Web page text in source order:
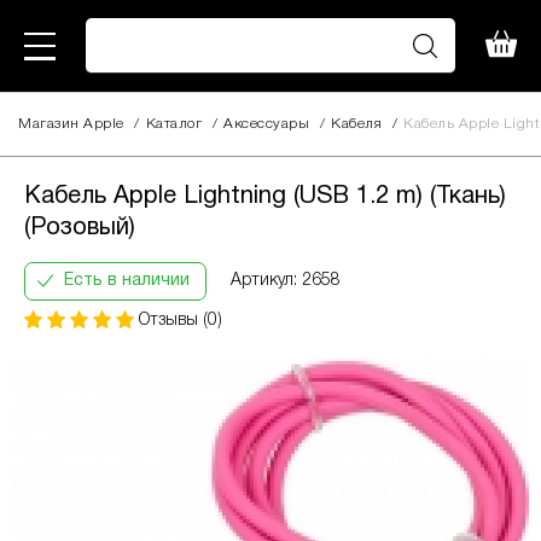
Магазин Apple / Каталог / Аксессуары / Кабеля / Кабель Apple
Кабель Apple Lightning (USB 1.2 m) (Ткань)
(Розовый)
Есть в наличии Артикул: 2658
Отзывы (0)
Оплата
частинами
6
За допомогою ПриватБанку ви маєте змогу
придбати товар в розстрочку одним з двох
Спосіб кредиту 1 – комісія банку складає
2.9 % на місяць від суми.